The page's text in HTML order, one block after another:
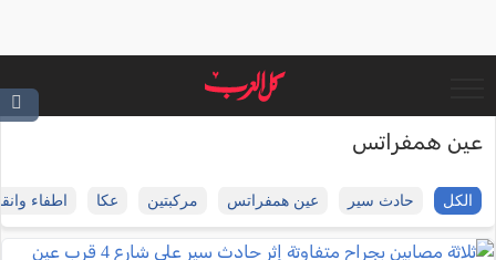
عين همفراتس
الكل حادث سير عين همفراتس مركبتين عكا اطفاء